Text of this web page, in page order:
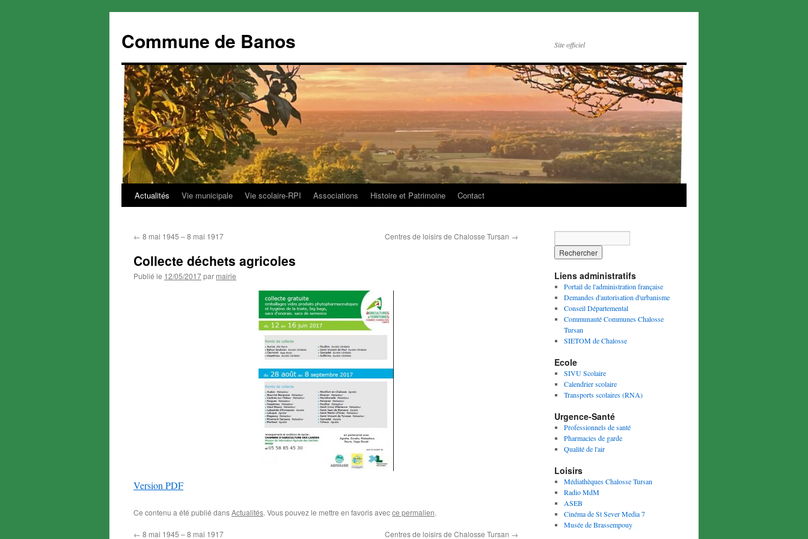
Commune de Banos Site officiel
Aller
contenu
Actualités Vie municipale Vie scolaire-RPI Associations Histoire et Patrimoine Contact
← 8 mai 1945 – 8 mai 1917 Centres de loisirs de Chalosse Tursan →
Collecte déchets agricoles
Publié le 12/05/2017par mairie
Version PDF
Ce contenu a été publié dansActualités. Vous pouvez le mettre en favoris avecce permalien.
← 8 mai 1945 – 8 mai 1917 Centres de loisirs de Chalosse Tursan →
Liens administratifs
Portail de l'administration française
Demandes d'autorisation d'urbanisme
Conseil Départemental
Communauté Communes Chalosse
Tursan
SIETOM de Chalosse
Ecole
SIVU Scolaire
Calendrier scolaire
Transports scolaires (RNA)
Urgence-Santé
Professionnels de santé
Pharmacies de garde
Qualité de l'air
Loisirs
Médiathèques Chalosse Tursan
Radio MdM
ASEB
Cinéma de St Sever Media 7
Musée de Brassempouy